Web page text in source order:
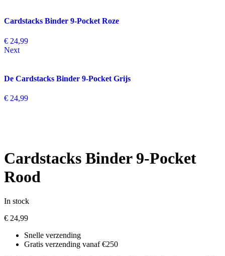
Cardstacks Binder 9-Pocket Roze
€ 24,99
Next
De Cardstacks Binder 9-Pocket Grijs
€ 24,99
Cardstacks Binder 9-Pocket
Rood
In stock
€ 24,99
Snelle verzending
Gratis verzending vanaf €250